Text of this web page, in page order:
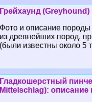
Грейхаунд (Greyhound)
Фото и описание
из древнейших пород,
(были известны около 5
Гладкошерстный
Mittelschlag):